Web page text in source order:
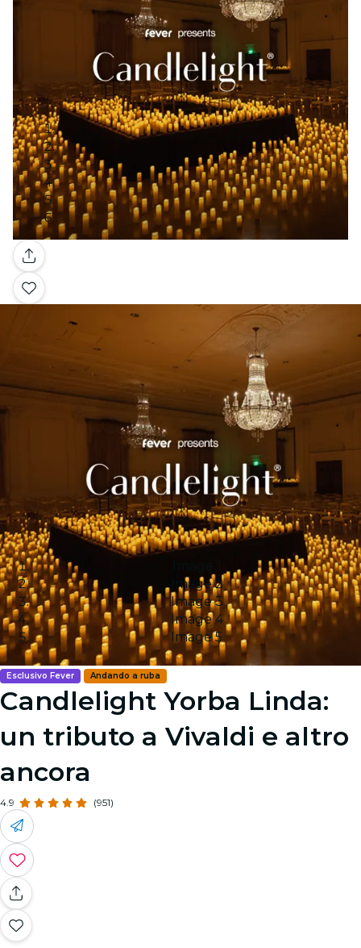
Galleria
Image 2
Image 3
Image 4
Image 5
Esclusivo Fever Andando a ruba
Candlelight Yorba Linda:
un tributo a Vivaldi e altro
ancora
4.9 (951)